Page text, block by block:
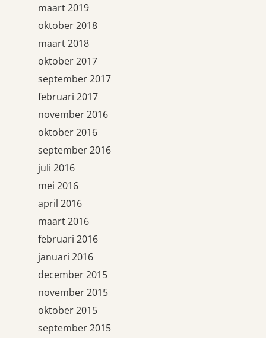
maart 2019
oktober 2018
maart 2018
oktober 2017
september 2017
februari 2017
november 2016
oktober 2016
september 2016
juli 2016
mei 2016
april 2016
maart 2016
februari 2016
januari 2016
december 2015
november 2015
oktober 2015
september 2015